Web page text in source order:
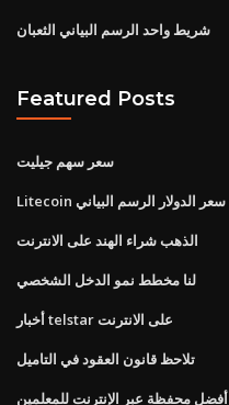
شريط واحد الرسم البياني الثعبان
Featured Posts
سعر سهم جيليت
Litecoin سعر الدولار الرسم البياني
الذهب شراء الهند على الانترنت
لنا مخطط نمو الدخل الشخصي
أخبار telstar على الانترنت
تلاحظ قانون العقود في التاميل
أفضل محفظة عبر الإنترنت للمعلمين